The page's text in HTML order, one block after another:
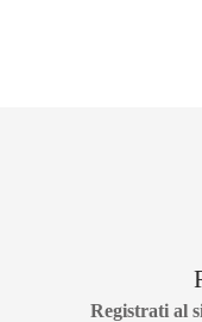
Registrati al